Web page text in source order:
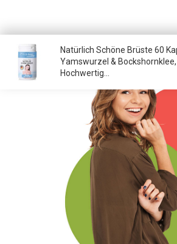
Natürlich Schöne Brüste 60
Yamswurzel & Bockshornklee,
Hochwertig...